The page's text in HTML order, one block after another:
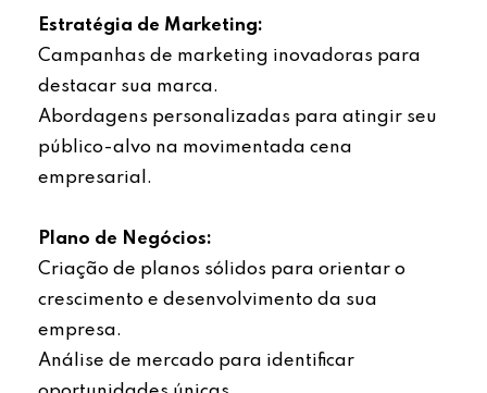
Estratégia de Marketing:
Campanhas de marketing inovadoras para
destacar sua marca.
Abordagens personalizadas para atingir seu
público-alvo na movimentada cena
empresarial.
Plano de Negócios:
Criação de planos sólidos para orientar o
crescimento e desenvolvimento da sua
empresa.
Análise de mercado para identificar